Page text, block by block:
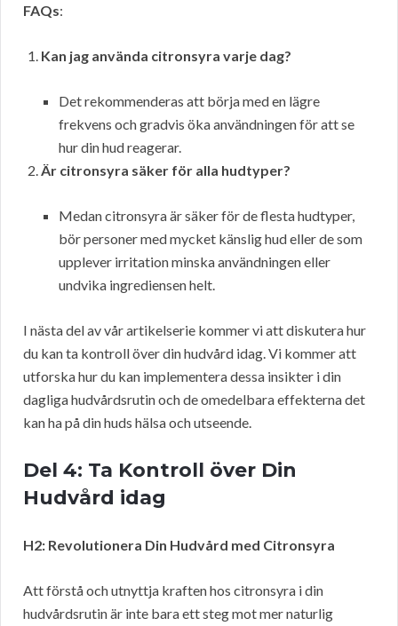
FAQs:
Kan jag använda citronsyra varje dag?
Det rekommenderas att börja med en lägre
frekvens och gradvis öka användningen för att se
hur din hud reagerar.
Är citronsyra säker för alla hudtyper?
Medan citronsyra är säker för de flesta hudtyper,
bör personer med mycket känslig hud eller de som
upplever irritation minska användningen eller
undvika ingrediensen helt.
I nästa del av vår artikelserie kommer vi att diskutera hur
du kan ta kontroll över din hudvård idag. Vi kommer att
utforska hur du kan implementera dessa insikter i din
dagliga hudvårdsrutin och de omedelbara effekterna det
kan ha på din huds hälsa och utseende.
Del 4: Ta Kontroll över Din
Hudvård idag
H2: Revolutionera Din Hudvård med Citronsyra
Att förstå och utnyttja kraften hos citronsyra i din
hudvårdsrutin är inte bara ett steg mot mer naturlig